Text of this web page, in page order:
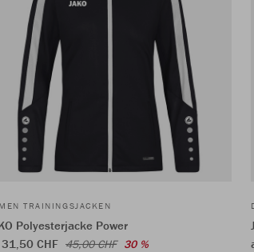
TRAININGSJACKEN
Polyesterjacke Power
CHF 45,00 CHF 30 %